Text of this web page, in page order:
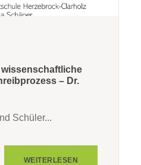
– Dr.
Schüler...
WEITERLESEN